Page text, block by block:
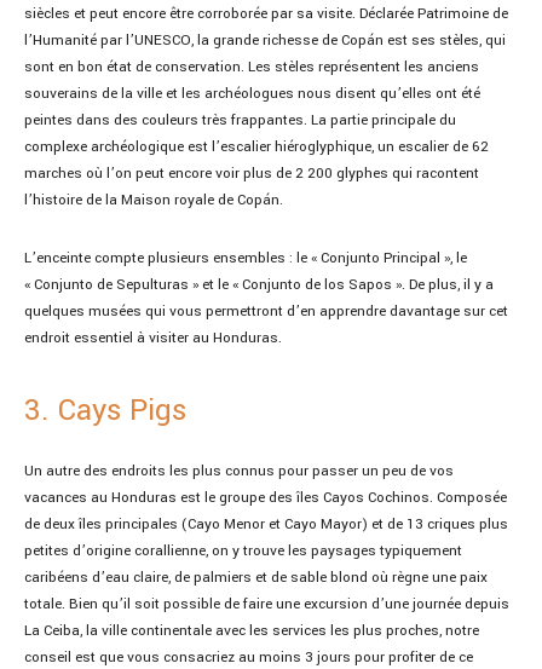
siècles et peut encore être corroborée par sa visite. Déclarée Patrimoine de
l’Humanité par l’UNESCO, la grande richesse de Copán est ses stèles, qui
sont en bon état de conservation. Les stèles représentent les anciens
souverains de la ville et les archéologues nous disent qu’elles ont été
peintes dans des couleurs très frappantes. La partie principale du
complexe archéologique est l’escalier hiéroglyphique, un escalier de 62
marches où l’on peut encore voir plus de 2 200 glyphes qui racontent
l’histoire de la Maison royale de Copán.
L’enceinte compte plusieurs ensembles : le « Conjunto Principal », le
« Conjunto de Sepulturas » et le « Conjunto de los Sapos ». De plus, il y a
quelques musées qui vous permettront d’en apprendre davantage sur cet
endroit essentiel à visiter au Honduras.
3. Cays Pigs
Un autre des endroits les plus connus pour passer un peu de vos
vacances au Honduras est le groupe des îles Cayos Cochinos. Composée
de deux îles principales (Cayo Menor et Cayo Mayor) et de 13 criques plus
petites d’origine corallienne, on y trouve les paysages typiquement
caribéens d’eau claire, de palmiers et de sable blond où règne une paix
totale. Bien qu’il soit possible de faire une excursion d’une journée depuis
La Ceiba, la ville continentale avec les services les plus proches, notre
conseil est que vous consacriez au moins 3 jours pour profiter de ce